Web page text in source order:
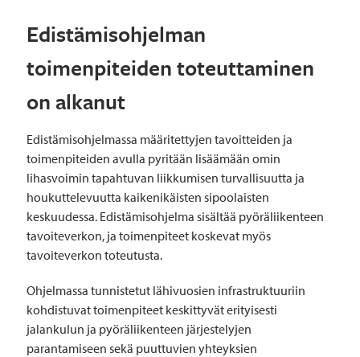
Edistämisohjelman
toimenpiteiden toteuttaminen
on alkanut
Edistämisohjelmassa määritettyjen tavoitteiden ja
toimenpiteiden avulla pyritään lisäämään omin
lihasvoimin tapahtuvan liikkumisen turvallisuutta ja
houkuttelevuutta kaikenikäisten sipoolaisten
keskuudessa. Edistämisohjelma sisältää pyöräliikenteen
tavoiteverkon, ja toimenpiteet koskevat myös
tavoiteverkon toteutusta.
Ohjelmassa tunnistetut lähivuosien infrastruktuuriin
kohdistuvat toimenpiteet keskittyvät erityisesti
jalankulun ja pyöräliikenteen järjestelyjen
parantamiseen sekä puuttuvien yhteyksien